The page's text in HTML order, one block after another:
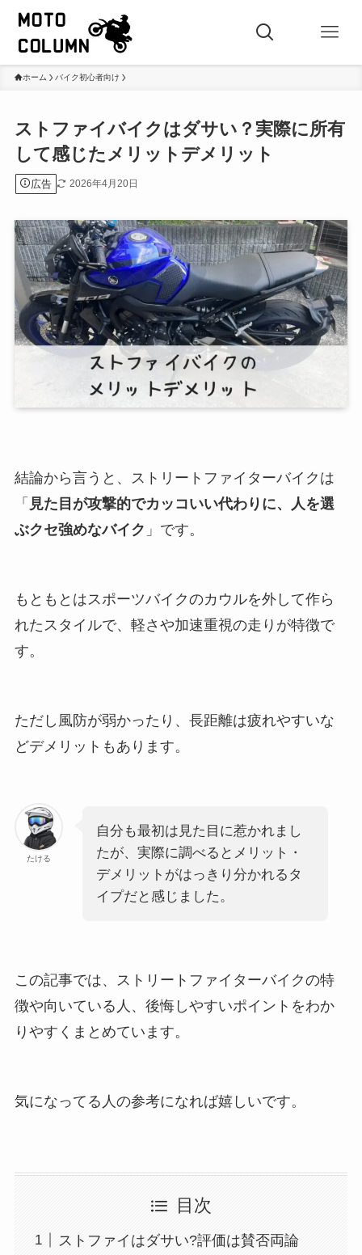
ホーム バイク初心者向け
ストファイバイクはダサい？実際に所有
して感じたメリットデメリット
広告 2026年4月20日
結論から言うと、ストリートファイターバイクは
「 見た目が攻撃的でカッコいい代わりに、人を選
ぶクセ強めなバイク 」です。
もともとはスポーツバイクのカウルを外して作ら
れたスタイルで、軽さや加速重視の走りが特徴で
す。
ただし風防が弱かったり、長距離は疲れやすいな
どデメリットもあります。
たける
自分も最初は見た目に惹かれまし
たが、実際に調べるとメリット・
デメリットがはっきり分かれるタ
イプだと感じました。
この記事では、ストリートファイターバイクの特
徴や向いている人、後悔しやすいポイントをわか
りやすくまとめています。
気になってる人の参考になれば嬉しいです。
目次
ストファイはダサい?評価は賛否両論